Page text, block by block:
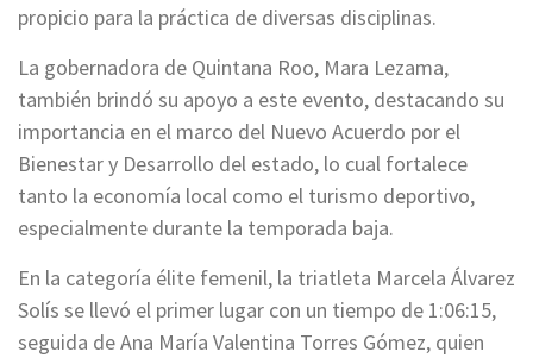
propicio para la práctica de diversas disciplinas.
La gobernadora de Quintana Roo, Mara Lezama,
también brindó su apoyo a este evento, destacando su
importancia en el marco del Nuevo Acuerdo por el
Bienestar y Desarrollo del estado, lo cual fortalece
tanto la economía local como el turismo deportivo,
especialmente durante la temporada baja.
En la categoría élite femenil, la triatleta Marcela Álvarez
Solís se llevó el primer lugar con un tiempo de 1:06:15,
seguida de Ana María Valentina Torres Gómez, quien